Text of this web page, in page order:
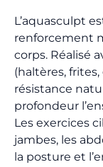
L’aquasculpt
renforcement
corps. Réalisé
(haltères,
résistance
profondeur
Les exercices
jambes, les
la posture et